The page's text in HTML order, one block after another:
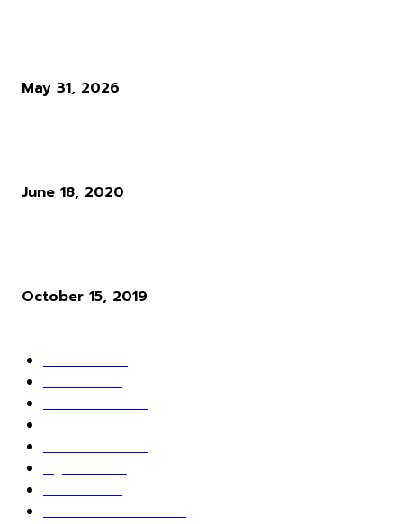
May 31, 2026
June 18, 2020
October 15, 2019
ข่าวเกมส์1162
เกม PC604
เกมส์ออนไลน์80
เกมส์มือถือ71
เกมส์คอนโซล67
สกู๊ปพิเศษ63
10 อันดับ24
วางจอย ปล่อยเมาส์23